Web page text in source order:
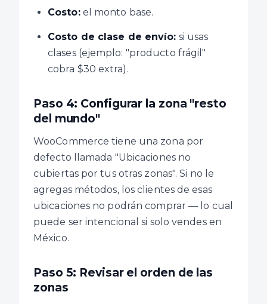
Costo:el monto base.
Costo de clase de envío: si usas
clases (ejemplo: "producto frágil"
cobra $30 extra).
Paso 4: Configurar la zona "resto
del mundo"
WooCommerce tiene una zona por
defecto llamada "Ubicaciones no
cubiertas por tus otras zonas". Si no le
agregas métodos, los clientes de esas
ubicaciones no podrán comprar — lo cual
puede ser intencional si solo vendes en
México.
Paso 5: Revisar el orden de las
zonas